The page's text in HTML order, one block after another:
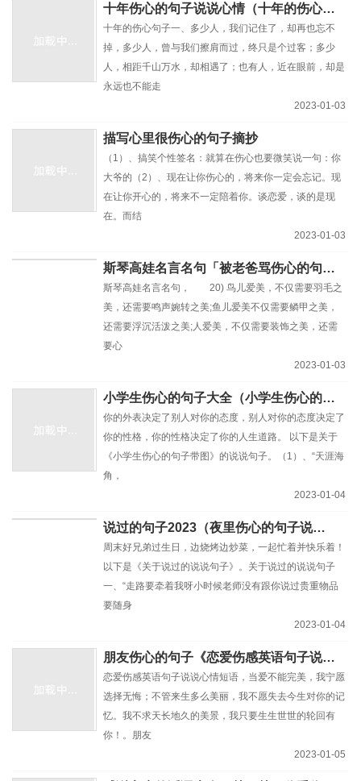
十年伤心的句子说说心情（十年的伤心句子）
十年的伤心句子一、多少人，我们记住了，却再也忘不
掉，多少人，曾与我们擦肩而过，终只是个过客；多少
人，相距千山万水，却相遇了；也有人，近在眼前，却是
永远也不能走
2023-01-03
描写心里很伤心的句子摘抄
（1）、搞笑个性签名：就算在伤心也要微笑说一句：你
大爷的（2）、现在让你伤心的，将来你一定会忘记。现
在让你开心的，将来不一定陪着你。谈恋爱，谈的是现
在。而结
2023-01-03
斯琴高娃名言名句「被老爸骂伤心的句子」
斯琴高娃名言名句， 20) 鸟儿爱美，不仅需要羽毛之
美，还需要鸣声婉转之美;鱼儿爱美不仅需要鳞甲之美，
还需要浮沉活泼之美;人爱美，不仅需要装饰之美，还需
要心
2023-01-03
小学生伤心的句子大全（小学生伤心的句子带图）
你的外表决定了别人对你的态度，别人对你的态度决定了
你的性格，你的性格决定了你的人生道路。 以下是关于
《小学生伤心的句子带图》的说说句子。（1）、“天涯海
角，
2023-01-04
说过的句子2023（夜里伤心的句子说说）
周末好兄弟过生日，边烧烤边炒菜，一起忙着并快乐着！
以下是《关于说过的说说句子》。关于说过的说说句子
一、“走路要牵着我呀小时候老师没有跟你说过贵重物品
要随身
2023-01-04
朋友伤心的句子《恋爱伤感英语句子说说心情短语》
恋爱伤感英语句子说说心情短语，当爱不能完美，我宁愿
选择无悔；不管来生多么美丽，我不愿失去今生对你的记
忆。我不求天长地久的美景，我只要生生世世的轮回有
你！。朋友
2023-01-05